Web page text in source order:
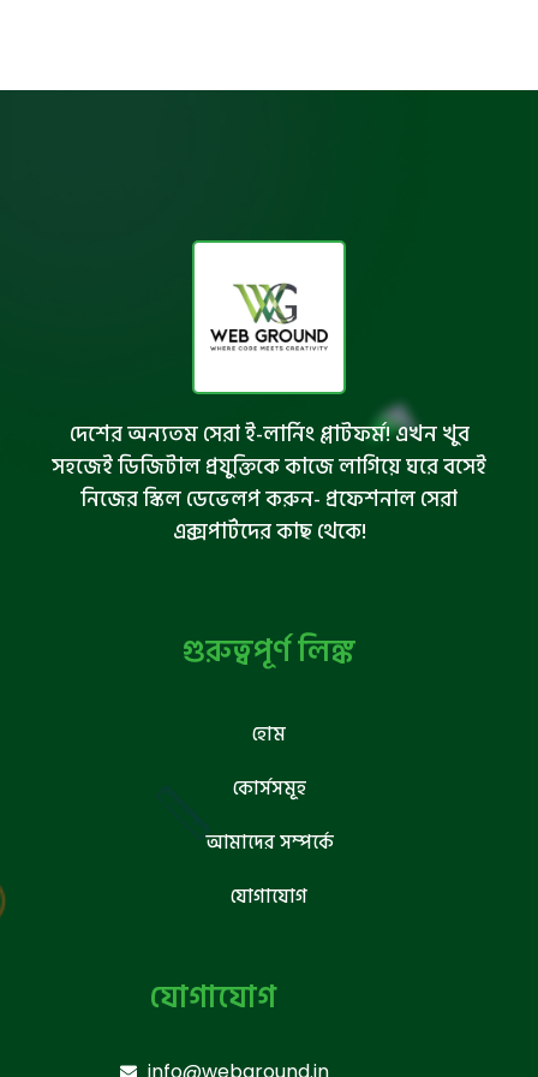
দেশের অন্যতম সেরা ই-লার্নিং প্লাটফর্ম! এখন খুব
সহজেই ডিজিটাল প্রযুক্তিকে কাজে লাগিয়ে ঘরে বসেই
নিজের স্কিল ডেভেলপ করুন- প্রফেশনাল সেরা
এক্সপার্টদের কাছ থেকে!
গুরুত্বপূর্ণ লিঙ্ক
হোম
কোর্সসমূহ
আমাদের সম্পর্কে
যোগাযোগ
যোগাযোগ